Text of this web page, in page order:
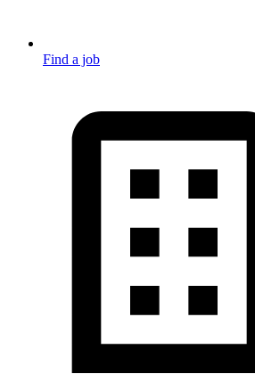
Find a job